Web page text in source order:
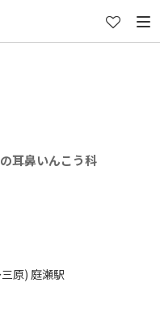
耳鼻いんこう科
原) 庭瀬駅